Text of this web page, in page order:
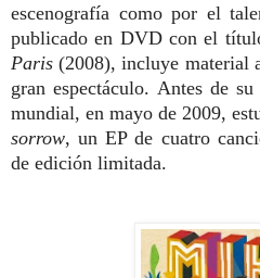
escenografía como por el
publicado en DVD con el
Paris (2008), incluye material
gran espectáculo. Antes de
mundial, en mayo de 2009,
sorrow, un EP de cuatro
de edición limitada.